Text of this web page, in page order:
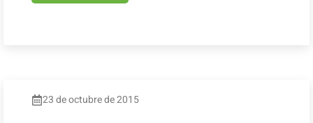
23 de octubre de 2015